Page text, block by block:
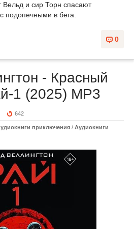
Вельд и сир Торн спасают
подопечными в бега.
0
- Красный
1 (2025) MP3
642
приключения / Аудиокниги